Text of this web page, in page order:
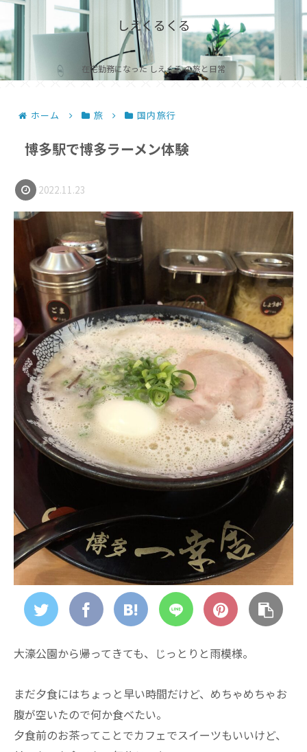
しえくるくる
在宅勤務になった しえくる の旅と日常
ホーム 旅 国内旅行
博多駅で博多ラーメン体験
2022.11.23
大濠公園から帰ってきても、じっとりと雨模様。
まだ夕食にはちょっと早い時間だけど、めちゃめちゃお
腹が空いたので何か食べたい。
夕食前のお茶ってことでカフェでスイーツもいいけど、